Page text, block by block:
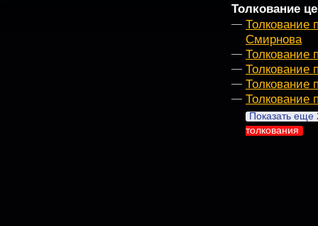
Толкование
Толкование
Смирнова
Толкование
Толкование
Толкование
Толкование
Показать еще
толкования